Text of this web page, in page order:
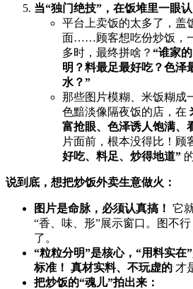
当“独门绝技”，在饭堆里一眼
平台上卖饭的太多了，盖
面……顾客想吃份炒饭，
多时，最终拼啥？​ ​“谁家
明？料最足最好吃？色泽
水？”​
那些图片模糊、米饭糊成
色黯淡像隔夜饭的店，在 ​
富抢眼、色泽诱人饱满、
片面前，根本没得比！顾
好吃、料足、炒得地道”​
说到底，想把炒饭外卖生意做火：​
图片是命脉，必须认真搞！​
它
“香、味、形”展示窗口。图不
了。
​“粒粒分明”是核心，“用料实在
标准！​ 真材实料、不玩虚的 才
把炒饭的“魂儿”拍出来：​